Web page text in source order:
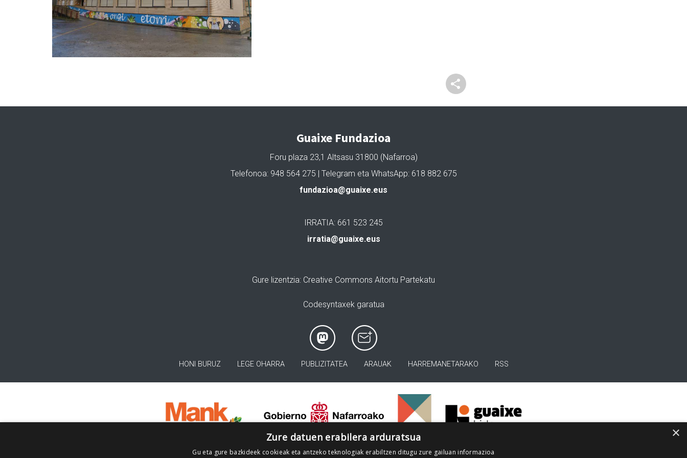
Guaixe Fundazioa
Foru plaza 23,1 Altsasu 31800 (Nafarroa)
Telefonoa: 948 564 275 | Telegram eta WhatsApp: 618 882 675
fundazioa@guaixe.eus
IRRATIA: 661 523 245
irratia@guaixe.eus
Gure lizentzia: Creative Commons Aitortu Partekatu
Codesyntaxek garatua
HONI BURUZ LEGE OHARRA PUBLIZITATEA ARAUAK HARREMANETARAKO RSS
×
Zure datuen erabilera arduratsua
Gu eta gure bazkideek cookieak eta antzeko teknologiak erabiltzen ditugu zure gailuan informazioa